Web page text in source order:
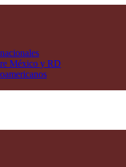
México y RD